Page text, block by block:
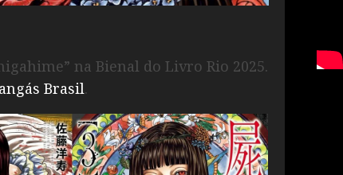
na Bienal do Livro Rio 2025.
Brasil.